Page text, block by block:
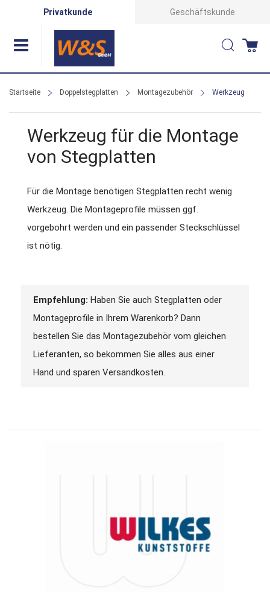
Privatkunde Geschäftskunde
Suche
Startseite Doppelstegplatten Montagezubehör Werkzeug
Werkzeug für die Montage
von Stegplatten
Für die Montage benötigen Stegplatten recht wenig
Werkzeug. Die Montageprofile müssen ggf.
vorgebohrt werden und ein passender Steckschlüssel
ist nötig.
Empfehlung: Haben Sie auch Stegplatten oder
Montageprofile in Ihrem Warenkorb? Dann
bestellen Sie das Montagezubehör vom gleichen
Lieferanten, so bekommen Sie alles aus einer
Hand und sparen Versandkosten.